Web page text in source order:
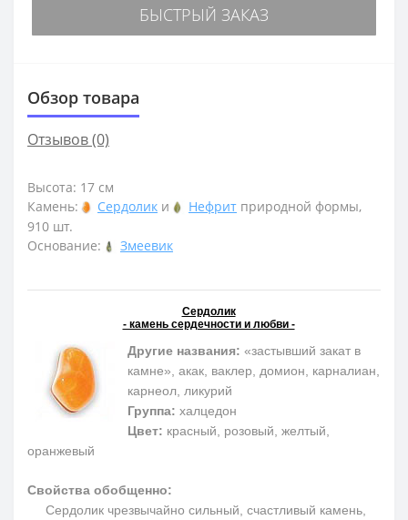
БЫСТРЫЙ ЗАКАЗ
Обзор товара
Отзывов (0)
Высота: 17 см
Камень:
Сердолик и Нефрит природной формы,
910 шт.
Основание:
Змеевик
Сердолик
- камень сердечности и любви -
Другие названия: «застывший закат в
камне», акак, ваклер, домион, карналиан,
карнеол, ликурий
Группа: халцедон
Цвет: красный, розовый, желтый,
оранжевый
Свойства обобщенно:
Сердолик чрезвычайно сильный, счастливый камень,